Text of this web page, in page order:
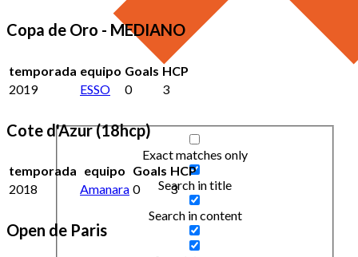
Exact matches only
Search in title
Search in content
Copa de Oro - MEDIANO
temporada equipo Goals HCP
2019
ESSO 0 3
Cote d'Azur (18hcp)
temporada equipo Goals HCP
2018
Amanara 0 3
Open de Paris